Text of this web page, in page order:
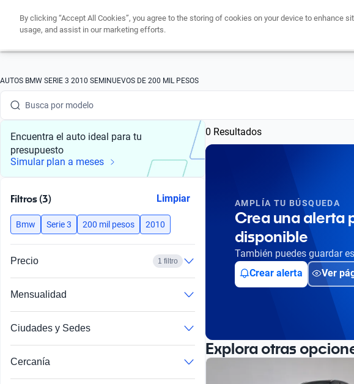
AUTOS BMW SERIE 3 2010 SEMINUEVOS DE 200 MIL PESOS
Busca por marca
Busca por modelo
Busca por versión
Busca por año
Busca por modelo
Busca por año
Encuentra el auto ideal para tu
presupuesto
Simular plan a meses
Filtros (3) Limpiar
Bmw Serie 3 200 mil pesos 2010
Precio 1 filtro
Mensualidad
Ciudades y Sedes
Cercanía
0 Resultados
AMPLÍA TU BÚSQUEDA
Crea una alerta
disponible
También puedes guardar
Crear alerta
Ver
Explora otras
By clicking “Accept All Cookies”, you agree to the storing of cookies on your device to enhance
usage, and assist in our marketing efforts.